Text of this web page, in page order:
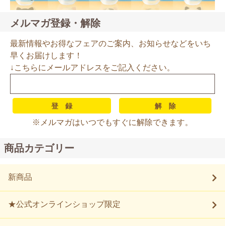
メルマガ登録・解除
最新情報やお得なフェアのご案内、お知らせなどをいち
早くお届けします！
↓こちらにメールアドレスをご記入ください。
※メルマガはいつでもすぐに解除できます。
商品カテゴリー
新商品
★公式オンラインショップ限定